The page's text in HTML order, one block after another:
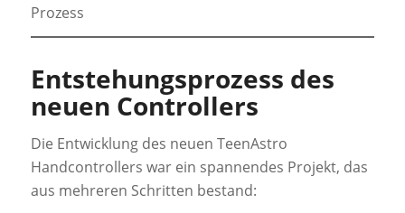
Prozess
Entstehungsprozess des
neuen Controllers
Die Entwicklung des neuen TeenAstro
Handcontrollers war ein spannendes Projekt, das
aus mehreren Schritten bestand: